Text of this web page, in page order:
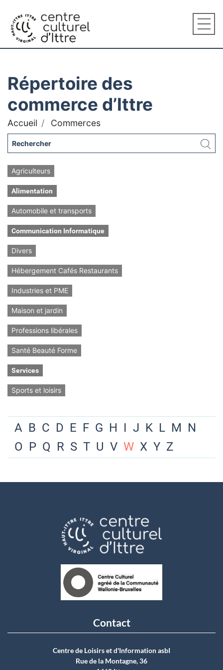
Répertoire des
commerce d’Ittre
Accueil Commerces
Agriculteurs
Alimentation
Automobile et transports
Communication Informatique
Divers
Hébergement Cafés Restaurants
Industries et PME
Maison et jardin
Professions libérales
Santé Beauté Forme
Services
Sports et loisirs
A B C D E F G H I J K L M N
O P Q R S T U V W X Y Z
Contact
Centre de Loisirs et d'Information asbI
Rue de la Montagne, 36